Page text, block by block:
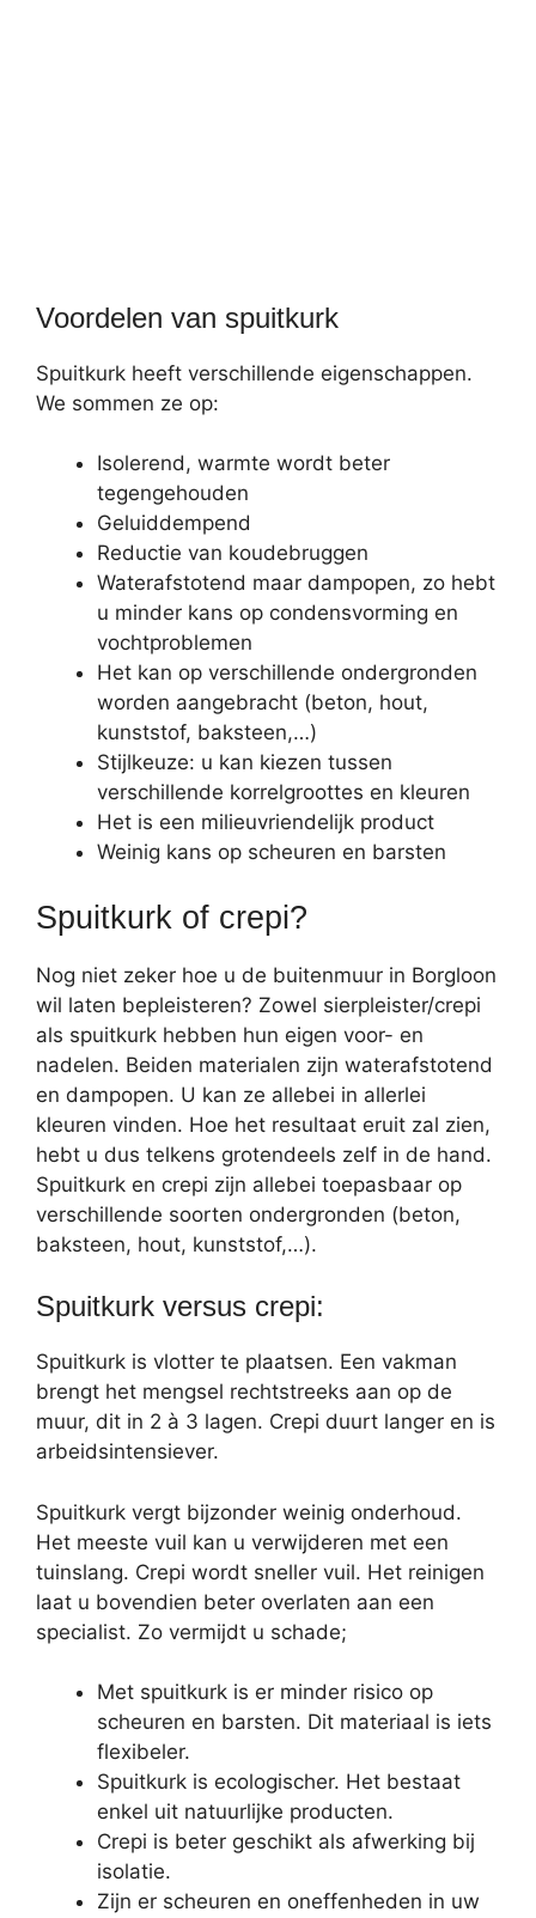
Voordelen van spuitkurk
Spuitkurk heeft verschillende eigenschappen.
We sommen ze op:
Isolerend, warmte wordt beter
tegengehouden
Geluiddempend
Reductie van koudebruggen
Waterafstotend maar dampopen, zo hebt
u minder kans op condensvorming en
vochtproblemen
Het kan op verschillende ondergronden
worden aangebracht (beton, hout,
kunststof, baksteen,…)
Stijlkeuze: u kan kiezen tussen
verschillende korrelgroottes en kleuren
Het is een milieuvriendelijk product
Weinig kans op scheuren en barsten
Spuitkurk of crepi?
Nog niet zeker hoe u de buitenmuur in Borgloon
wil laten bepleisteren? Zowel sierpleister/crepi
als spuitkurk hebben hun eigen voor- en
nadelen. Beiden materialen zijn waterafstotend
en dampopen. U kan ze allebei in allerlei
kleuren vinden. Hoe het resultaat eruit zal zien,
hebt u dus telkens grotendeels zelf in de hand.
Spuitkurk en crepi zijn allebei toepasbaar op
verschillende soorten ondergronden (beton,
baksteen, hout, kunststof,…).
Spuitkurk versus crepi:
Spuitkurk is vlotter te plaatsen. Een vakman
brengt het mengsel rechtstreeks aan op de
muur, dit in 2 à 3 lagen. Crepi duurt langer en is
arbeidsintensiever.
Spuitkurk vergt bijzonder weinig onderhoud.
Het meeste vuil kan u verwijderen met een
tuinslang. Crepi wordt sneller vuil. Het reinigen
laat u bovendien beter overlaten aan een
specialist. Zo vermijdt u schade;
Met spuitkurk is er minder risico op
scheuren en barsten. Dit materiaal is iets
flexibeler.
Spuitkurk is ecologischer. Het bestaat
enkel uit natuurlijke producten.
Crepi is beter geschikt als afwerking bij
isolatie.
Zijn er scheuren en oneffenheden in uw